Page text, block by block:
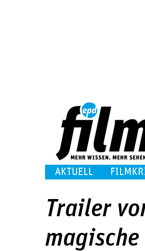
AKTUELL
Trailer
magische